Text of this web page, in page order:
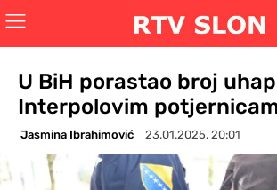
U BiH porastao broj
Interpolovim
Jasmina Ibrahimović 23.01.2025. 20:01